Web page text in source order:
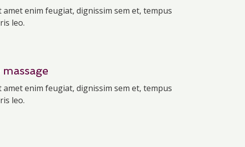
amet enim feugiat, dignissim sem et, tempus
leo.
amet enim feugiat, dignissim sem et, tempus
leo.